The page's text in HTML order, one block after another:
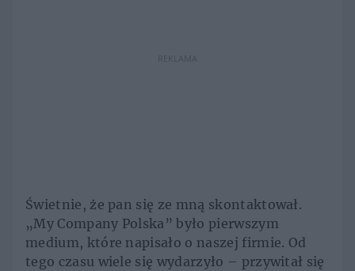
REKLAMA
Świetnie, że pan się ze mną skontaktował.
„My Company Polska” było pierwszym
medium, które napisało o naszej firmie. Od
tego czasu wiele się wydarzyło – przywitał się